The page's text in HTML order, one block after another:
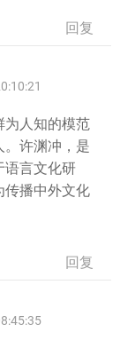
回复
为人知的模范
。许渊冲，是
语言文化研
传播中外文化
回复